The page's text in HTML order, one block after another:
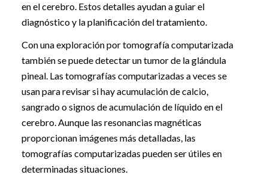
en el cerebro. Estos detalles ayudan a guiar el
diagnóstico y la planificación del tratamiento.
Con una exploración por tomografía computarizada
también se puede detectar un tumor de la glándula
pineal. Las tomografías computarizadas a veces se
usan para revisar si hay acumulación de calcio,
sangrado o signos de acumulación de líquido en el
cerebro. Aunque las resonancias magnéticas
proporcionan imágenes más detalladas, las
tomografías computarizadas pueden ser útiles en
determinadas situaciones.